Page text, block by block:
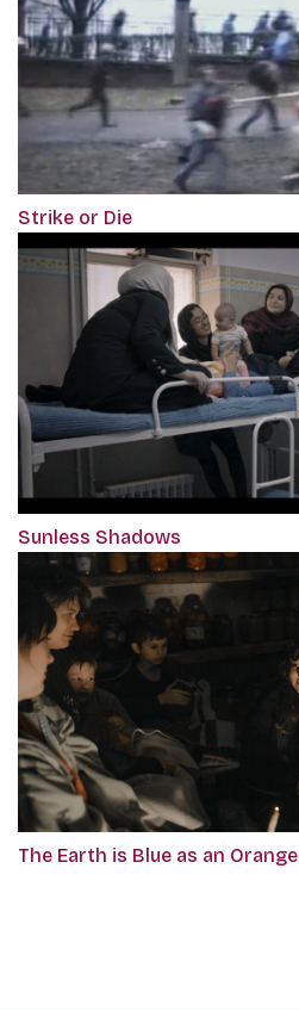
Strike or Die
Sunless Shadows
The Earth is Blue as an Orange